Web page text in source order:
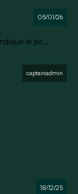
05/01/26
le pir...
captainadmin
18/12/25